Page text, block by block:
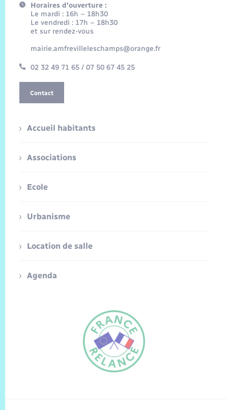
Horaires d'ouverture :
Le mardi : 16h – 18h30
Le vendredi : 17h – 18h30
et sur rendez-vous
mairie.amfrevilleleschamps@orange.fr
02 32 49 71 65 / 07 50 67 45 25
Contact
Accueil habitants
Associations
Ecole
Urbanisme
Location de salle
Agenda